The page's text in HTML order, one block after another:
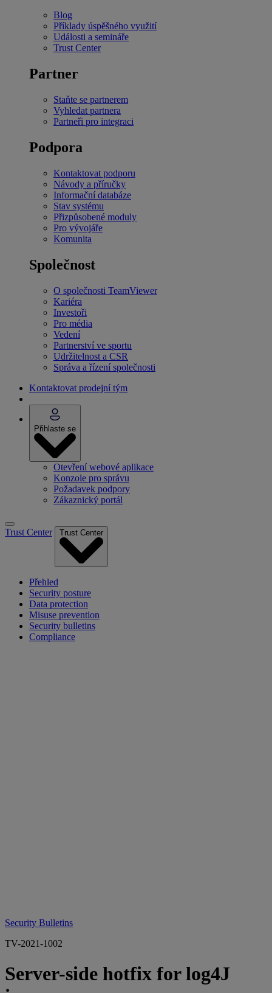
Blog
Příklady úspěšného využití
Události a semináře
Trust Center
Partner
Staňte se partnerem
Vyhledat partnera
Partneři pro integraci
Podpora
Kontaktovat podporu
Návody a příručky
Informační databáze
Stav systému
Přizpůsobené moduly
Pro vývojáře
Komunita
Společnost
O společnosti TeamViewer
Kariéra
Investoři
Pro média
Vedení
Partnerství ve sportu
Udržitelnost a CSR
Správa a řízení společnosti
Kontaktovat prodejní tým
Přihlaste se
Otevření webové aplikace
Konzole pro správu
Požadavek podpory
Zákaznický portál
Trust Center Trust Center
Přehled
Security posture
Data protection
Misuse prevention
Security bulletins
Compliance
Security Bulletins
TV-2021-1002
Server-side hotfix for log4J